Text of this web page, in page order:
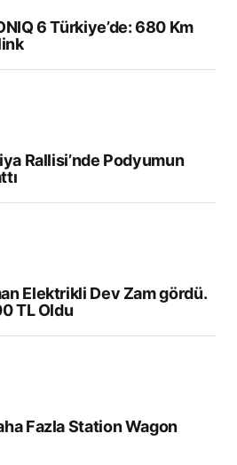
6 Türkiye’de: 680 Km
Rallisi’nde Podyumun
Elektrikli Dev Zam gördü.
TL Oldu
Fazla Station Wagon